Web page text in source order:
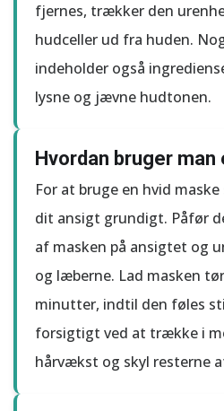
fjernes, trækker den
hudceller ud fra huden.
indeholder også
lysne og jævne hudtonen.
Hvordan bruger man
For at bruge en hvid
dit ansigt grundigt. Påfør
af masken på ansigtet og
og læberne. Lad masken
minutter, indtil den føles
forsigtigt ved at trække i
hårvækst og skyl resterne